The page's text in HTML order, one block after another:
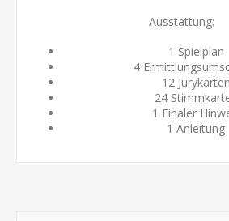
Ausstattung:
1 Spielplan
4
12 Jurykarten
24
1 Finaler
1 Anleitung